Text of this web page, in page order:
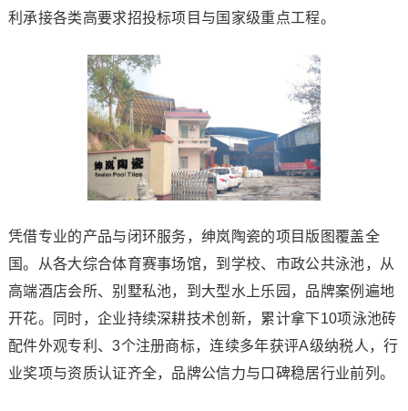
利承接各类高要求招投标项目与国家级重点工程。
凭借专业的产品与闭环服务，绅岚陶瓷的项目版图覆盖全
国。从各大综合体育赛事场馆，到学校、市政公共泳池，从
高端酒店会所、别墅私池，到大型水上乐园，品牌案例遍地
开花。同时，企业持续深耕技术创新，累计拿下10项泳池砖
配件外观专利、3个注册商标，连续多年获评A级纳税人，行
业奖项与资质认证齐全，品牌公信力与口碑稳居行业前列。